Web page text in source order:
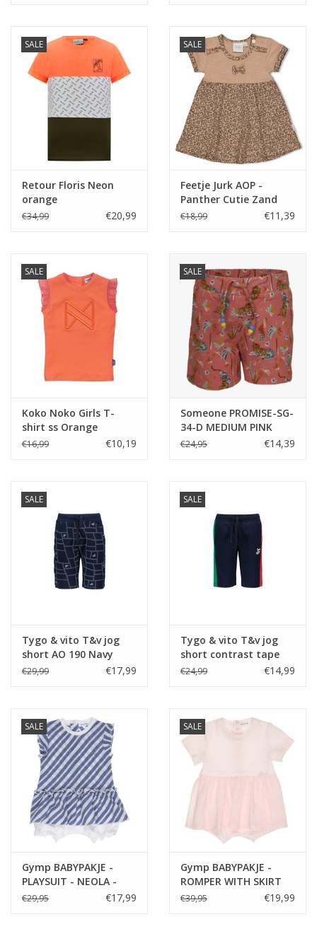
SALE
Retour Floris Neon
orange
€34,99 €20,99
SALE
Feetje Jurk AOP -
Panther Cutie Zand
€18,99 €11,39
SALE
Koko Noko Girls T-
shirt ss Orange
€16,99 €10,19
SALE
Someone PROMISE-SG-
34-D MEDIUM PINK
€24,95 €14,39
SALE
Tygo & vito T&v jog
short AO 190 Navy
€29,99 €17,99
SALE
Tygo & vito T&v jog
short contrast tape
190 Navy
€24,99 €14,99
SALE
Gymp BABYPAKJE -
PLAYSUIT - NEOLA -
BLAUW/WIT
€29,95 €17,99
SALE
Gymp BABYPAKJE -
ROMPER WITH SKIRT
OFF-WHITE/VIEUX-
€39,95 €19,99